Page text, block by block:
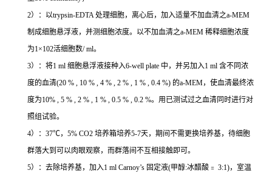
2）：以trypsin-EDTA 处理细胞，离心后，加入适量不加血清之a-MEM
制成细胞悬浮液，并测细胞浓度。以不加血清之a-MEM 稀释细胞浓度
为1×102活细胞数/ ml。
3）：将1 ml 细胞悬浮液接种入6-well plate 中，并另加入1 ml 含不同浓
度的血清(20 % , 10 % , 4 % , 2 % , 1 % , 0.4 %) 的a-MEM，使血清最终浓
度为10% , 5 % , 2 % , 1 % , 0.5 % , 0.2 %。用已测试过之血清同时进行对
照组试验。
4）：37℃，5% CO2 培养箱培养5-7天，期间不需更换培养基，待细胞
群落大到可以肉眼观察，而群落间不互相接触即可。
5）：去除培养基，加入1 ml Carnoy’s 固定液(甲醇:冰醋酸﹦ 3:1)，室温